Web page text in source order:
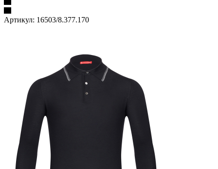
Артикул: 16503/8.377.170